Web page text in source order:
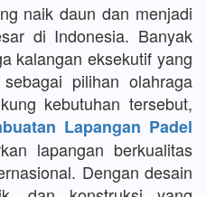
naik daun dan menjadi
di Indonesia. Banyak
kalangan eksekutif yang
pilihan olahraga
kebutuhan tersebut,
Lapangan Padel
lapangan berkualitas
Dengan desain